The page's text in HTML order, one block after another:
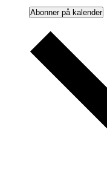
Abonner på kalender